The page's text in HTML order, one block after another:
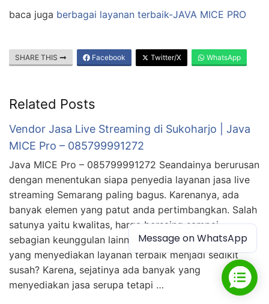
baca juga berbagai layanan terbaik-JAVA MICE PRO
SHARE THIS Facebook Twitter/X WhatsApp
Related Posts
Vendor Jasa Live Streaming di Sukoharjo | Java
MICE Pro – 085799991272
Java MICE Pro – 085799991272 Seandainya berurusan
dengan menentukan siapa penyedia layanan jasa live
streaming Semarang paling bagus. Karenanya, ada
banyak elemen yang patut anda pertimbangkan. Salah
satunya yaitu kwalitas, harga bersaing sampai
sebagian keunggulan lainnya. Kenapa memilih mana
yang menyediakan layanan terbaik menjadi sedikit
susah? Karena, sejatinya ada banyak yang
menyediakan jasa serupa tetapi …
Message on WhatsApp